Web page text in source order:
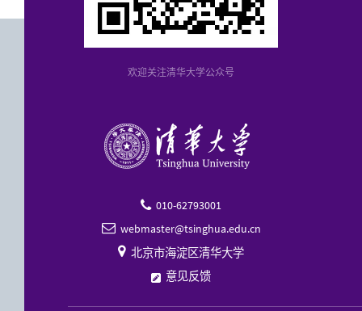
欢迎关注清华大学公众号
 010-62793001
 webmaster@tsinghua.edu.cn
 北京市海淀区清华大学
意见反馈